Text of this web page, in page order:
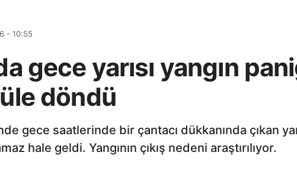
- 10:55
gece yarısı yangın
döndü
gece saatlerinde bir çantacı dükkanında çıkan
hale geldi. Yangının çıkış nedeni araştırılıyor.